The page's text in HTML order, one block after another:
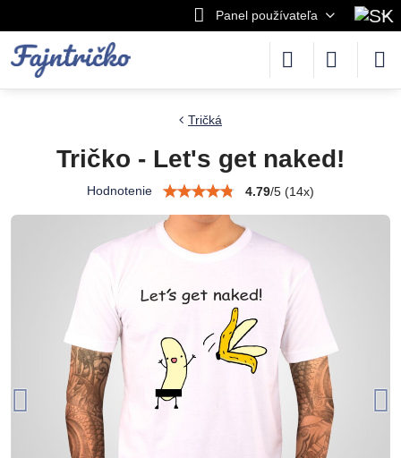
Panel používateľa
Tričká
Tričko - Let's get naked!
Hodnotenie 4.79/5 (14x)